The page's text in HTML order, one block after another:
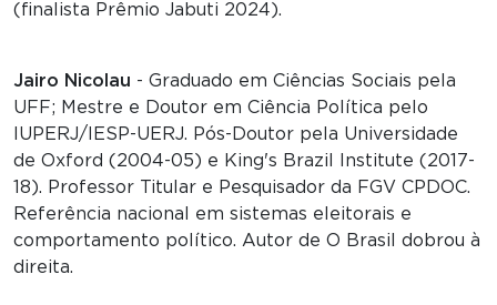
(finalista Prêmio Jabuti 2024).
Jairo Nicolau - Graduado em Ciências Sociais pela
UFF; Mestre e Doutor em Ciência Política pelo
IUPERJ/IESP-UERJ. Pós-Doutor pela Universidade
de Oxford (2004-05) e King's Brazil Institute (2017-
18). Professor Titular e Pesquisador da FGV CPDOC.
Referência nacional em sistemas eleitorais e
comportamento político. Autor de O Brasil dobrou à
direita.